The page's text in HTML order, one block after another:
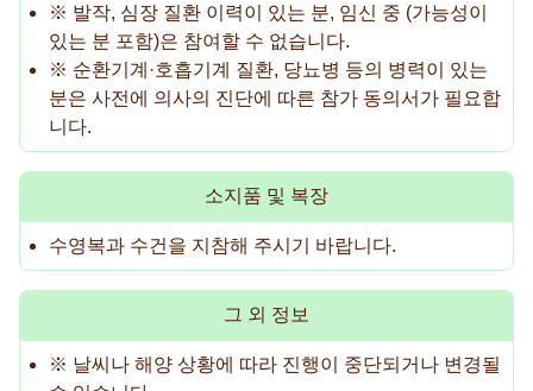
※ 발작, 심장 질환 이력이 있는 분, 임신 중 (가능성이
있는 분 포함)은 참여할 수 없습니다.
※ 순환기계·호흡기계 질환, 당뇨병 등의 병력이 있는
분은 사전에 의사의 진단에 따른 참가 동의서가 필요합
니다.
소지품 및 복장
수영복과 수건을 지참해 주시기 바랍니다.
그 외 정보
※ 날씨나 해양 상황에 따라 진행이 중단되거나 변경될